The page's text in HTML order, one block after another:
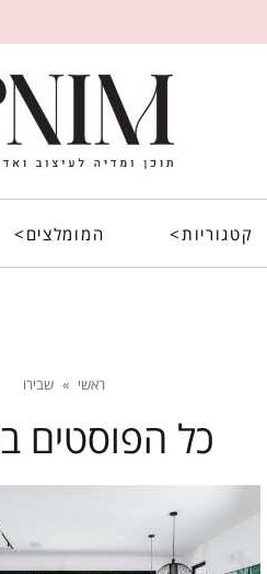
קטגוריות> המומלצים>
ראשי » שבירו
כל הפוסטים ב